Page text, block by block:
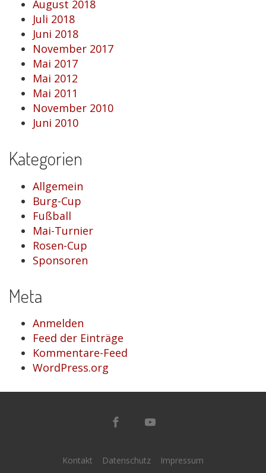
August 2018
Juli 2018
Juni 2018
November 2017
Mai 2017
Mai 2012
Mai 2011
November 2010
Juni 2010
Kategorien
Allgemein
Burg-Cup
Fußball
Mai-Turnier
Rosen-Cup
Sponsoren
Meta
Anmelden
Feed der Einträge
Kommentare-Feed
WordPress.org
Kontakt Datenschutz Impressum